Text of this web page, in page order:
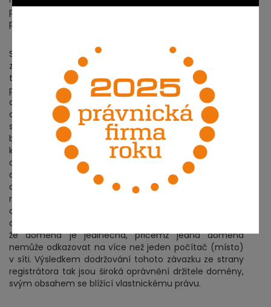
převést, může tak učinit formou, předepsanou
příslušnými registrátory.
Situace majitele domény je tak situací poměrně
zvláštní. Na jednu stranu není vlastníkem věci, nemůže
tedy využívat jednotlivých forem projevů vlastnického
práva, kterými jsou právo věc užívat, pobírat z ní užitky
a disponovat s ní (latinská triáda „ius utendi, fruendi et
disponendi“). Na druhou stranu mu nepopiratelně
svědčí oprávnění, která se vlastnickému právu úzce
blíží. Tato práva však mají povahu práv relativních,
které nejsou založeny právním předpisem (jako práva
absolutní), ale smlouvou. Smlouvou o registraci
domény vzniká mezi registrátorem a osobou, která si
doménu registruje, smluvní vztah, obnášející závazek
registrátora nepřevést doménu na žádnou jinou osobu,
a neumožnit žádné jiné osobě užívání předmětné
domény. Dodržování této povinnosti je o to jednodušší,
že doména je jedinečná, přičemž jedna doména
nemůže odkazovat na více než jeden počítač (místo)
v síti. Výsledkem dodržování tohoto závazku ze strany
registrátora tak jsou široká oprávnění držitele domény,
svým obsahem se blížící vlastnickému právu.